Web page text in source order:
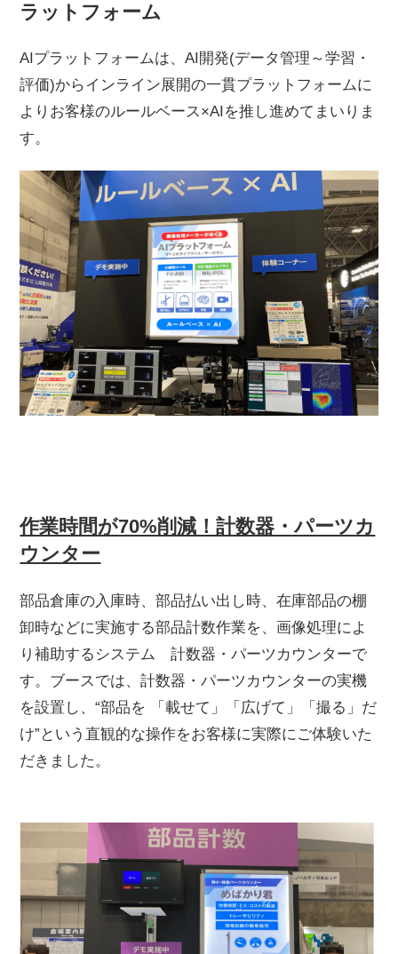
ラットフォーム
AIプラットフォームは、AI開発(データ管理～学習・
評価)からインライン展開の一貫プラットフォームに
よりお客様のルールベース×AIを推し進めてまいりま
す。
作業時間が70%削減！計数器・パーツカ
ウンター
部品倉庫の入庫時、部品払い出し時、在庫部品の棚
卸時などに実施する部品計数作業を、画像処理によ
り補助するシステム 計数器・パーツカウンターで
す。ブースでは、計数器・パーツカウンターの実機
を設置し、“部品を 「載せて」「広げて」「撮る」だ
け”という直観的な操作をお客様に実際にご体験いた
だきました。